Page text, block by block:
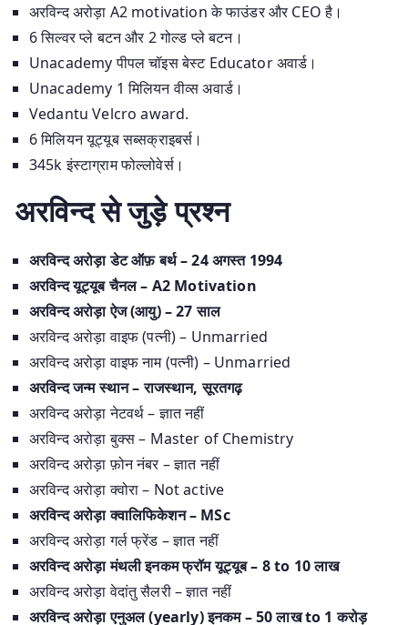
अरविन्द अरोड़ा A2 motivation के फाउंडर और CEO है।
6 सिल्वर प्ले बटन और 2 गोल्ड प्ले बटन।
Unacademy पीपल चॉइस बेस्ट Educator अवार्ड।
Unacademy 1 मिलियन वीव्स अवार्ड।
Vedantu Velcro award.
6 मिलियन यूट्यूब सब्सक्राइबर्स।
345k इंस्टाग्राम फोल्लोवेर्स।
अरविन्द से जुड़े प्रश्न
अरविन्द अरोड़ा डेट ऑफ़ बर्थ – 24 अगस्त 1994
अरविन्द यूट्यूब चैनल – A2 Motivation
अरविन्द अरोड़ा ऐज (आयु) – 27 साल
अरविन्द अरोड़ा वाइफ (पत्नी) – Unmarried
अरविन्द अरोड़ा वाइफ नाम (पत्नी) – Unmarried
अरविन्द जन्म स्थान – राजस्थान, सूरतगढ़
अरविन्द अरोड़ा नेटवर्थ – ज्ञात नहीं
अरविन्द अरोड़ा बुक्स – Master of Chemistry
अरविन्द अरोड़ा फ़ोन नंबर – ज्ञात नहीं
अरविन्द अरोड़ा क्वोरा – Not active
अरविन्द अरोड़ा क्वालिफिकेशन – MSc
अरविन्द अरोड़ा गर्ल फ्रेंड – ज्ञात नहीं
अरविन्द अरोड़ा मंथली इनकम फ्रॉम यूट्यूब – 8 to 10 लाख
अरविन्द अरोड़ा वेदांतु सैलरी – ज्ञात नहीं
अरविन्द अरोड़ा एनुअल (yearly) इनकम – 50 लाख to 1 करोड़